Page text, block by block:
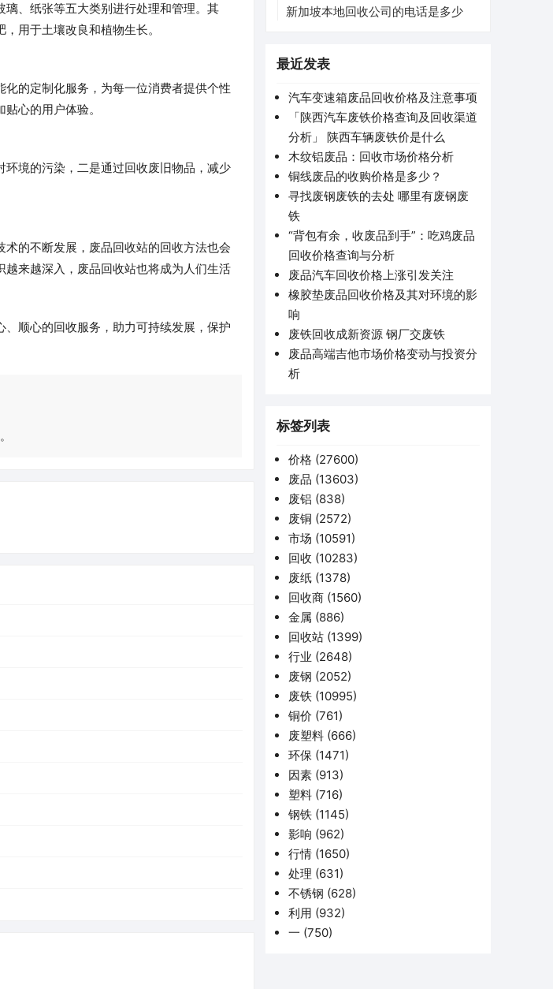
、纸张等五大类别进行处理和管理。其
用于土壤改良和植物生长。
的定制化服务，为每一位消费者提供个性
心的用户体验。
境的污染，二是通过回收废旧物品，减少
的不断发展，废品回收站的回收方法也会
来越深入，废品回收站也将成为人们生活
顺心的回收服务，助力可持续发展，保护
新加坡本地回收公司的电话是多少
最近发表
汽车变速箱废品回收价格及注意事项
「陕西汽车废铁价格查询及回收渠道
分析」 陕西车辆废铁价是什么
木纹铝废品：回收市场价格分析
铜线废品的收购价格是多少？
寻找废钢废铁的去处 哪里有废钢废
铁
“背包有余，收废品到手”：吃鸡废品
回收价格查询与分析
废品汽车回收价格上涨引发关注
橡胶垫废品回收价格及其对环境的影
响
废铁回收成新资源 钢厂交废铁
废品高端吉他市场价格变动与投资分
析
标签列表
价格 (27600)
废品 (13603)
废铝 (838)
废铜 (2572)
市场 (10591)
回收 (10283)
废纸 (1378)
回收商 (1560)
金属 (886)
回收站 (1399)
行业 (2648)
废钢 (2052)
废铁 (10995)
铜价 (761)
废塑料 (666)
环保 (1471)
因素 (913)
塑料 (716)
钢铁 (1145)
影响 (962)
行情 (1650)
处理 (631)
不锈钢 (628)
利用 (932)
一 (750)